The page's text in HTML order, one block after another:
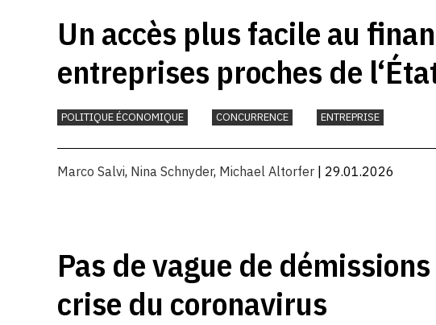
Un accès plus facile au
entreprises proches de
POLITIQUE ÉCONOMIQUE CONCURRENCE ENTREPRISE
Marco Salvi, Nina Schnyder, Michael Altorfer | 29.01.2026
Pas de vague de
crise du coronavirus